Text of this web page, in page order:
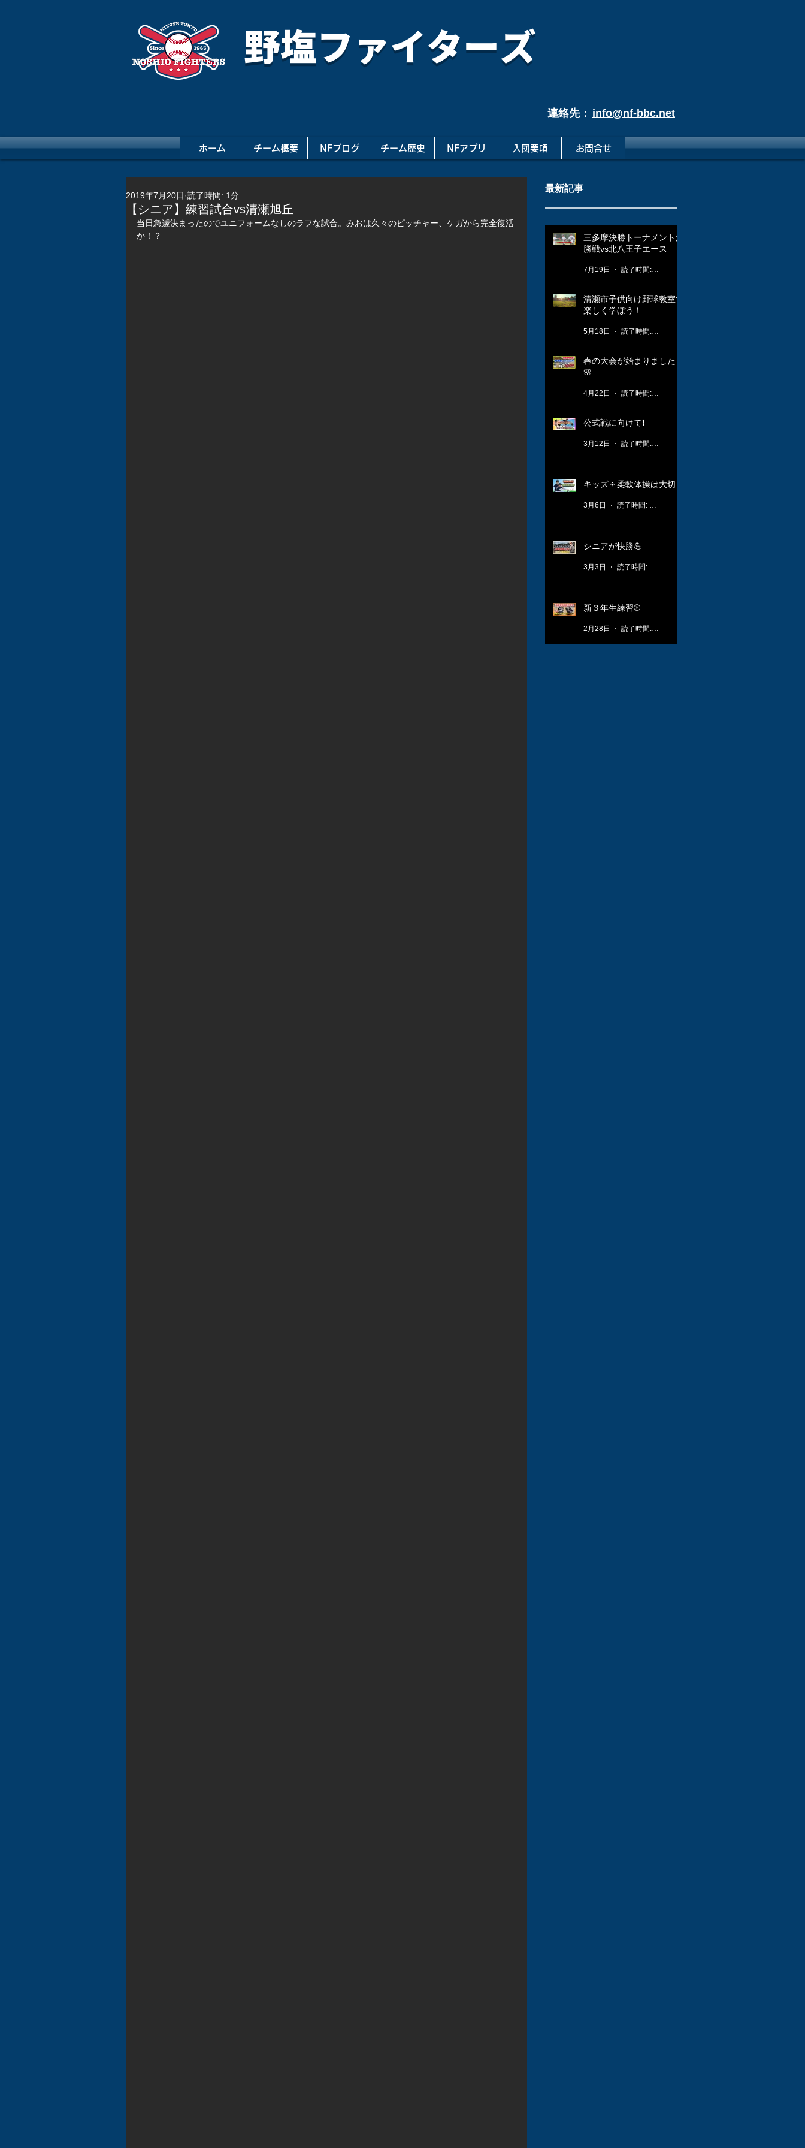
野塩ファイターズ
連絡先： info@nf-bbc.net
ホーム チーム概要 NFブログ チーム歴史 NFアプリ 入団要項 お問合せ
【シニア】練習試合vs清瀬旭丘
2019年7月20日 読了時間: 1分
当日急遽決まったのでユニフォームなしのラフな試合。みおは久々のピッチャー、ケガから完全復活
か！？
最新記事
三多摩決勝トーナメント決
勝戦vs北八王子エース
7月19日
清瀬市子供向け野球教室で
楽しく学ぼう！
5月18日
春の大会が始まりました！
🌸
4月22日
公式戦に向けて❗️
3月12日
キッズ👦柔軟体操は大切🤸
3月6日
シニアが快勝💪
3月3日
新３年生練習⚾️
2月28日